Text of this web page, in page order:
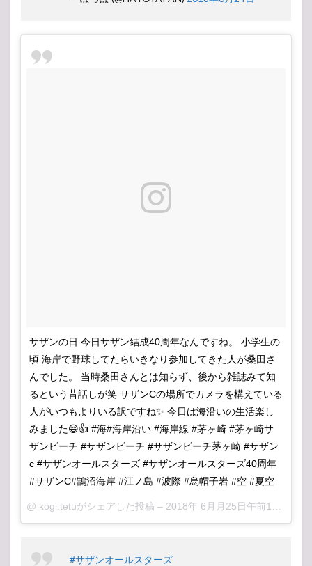
サザンの日 今日サザン結成40周年なんですね。 小学生の
頃 海岸で野球してたらいきなり参加してきた人が桑田さ
んでした。 当時桑田さんとは知らず、後から雑誌みて知
るという昔話しが笑 サザンCの場所でカメラを構えている
人がいつもよりいる訳ですね✨ 今日は海沿いの生活楽し
みました😄👍 #海#海岸沿い #海岸線 #茅ヶ崎 #茅ヶ崎サ
ザンビーチ #サザンビーチ #サザンビーチ茅ヶ崎 #サザン
c #サザンオールスターズ #サザンオールスターズ40周年
#サザンC#鵠沼海岸 #江ノ島 #波際 #烏帽子岩 #空 #夏空
@ kogi.tetuがシェアした投稿 – 2018年 6月月25日午前12時05分PDT
#サザンオールスターズ